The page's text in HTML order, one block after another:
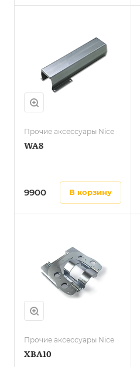
Прочие аксессуары Nice
WA8
9900 в корзину
Прочие аксессуары Nice
XBA10